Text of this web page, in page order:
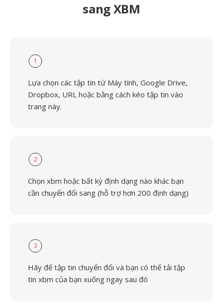
sang XBM
1
Lựa chọn các tập tin từ Máy tính, Google Drive,
Dropbox, URL hoặc bằng cách kéo tập tin vào
trang này.
2
Chọn xbm hoặc bất kỳ định dạng nào khác bạn
cần chuyển đổi sang (hỗ trợ hơn 200 định dạng)
3
Hãy để tập tin chuyển đổi và bạn có thể tải tập
tin xbm của bạn xuống ngay sau đó